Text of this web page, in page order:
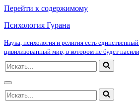
Перейти к содержимому
Психология Гурана
Наука, психология и религия есть
цивилизованный мир, в котором не будет
Искать...
Меню
навигации
Искать...